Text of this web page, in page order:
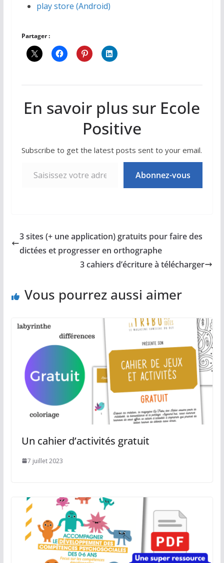
play store (Android)
Partager :
En savoir plus sur Ecole
Positive
Subscribe to get the latest posts sent to your email.
Abonnez-vous
3 sites (+ une application) gratuits pour faire des
dictées et progresser en orthographe
3 cahiers d’écriture à télécharger
Vous pourrez aussi aimer
Un cahier d’activités gratuit
7 juillet 2023